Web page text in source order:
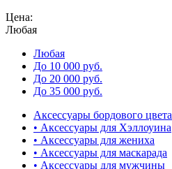
Цена:
Любая
Любая
До 10 000 руб.
До 20 000 руб.
До 35 000 руб.
Аксессуары бордового цвета
• Аксессуары для Хэллоуина
• Аксессуары для жениха
• Аксессуары для маскарада
• Аксессуары для мужчины